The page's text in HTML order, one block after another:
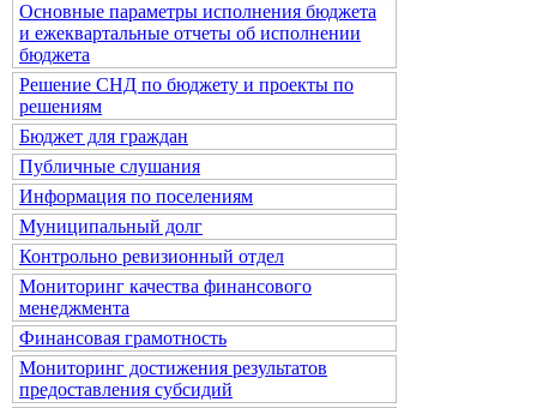
Основные параметры исполнения бюджета
и ежеквартальные отчеты об исполнении
бюджета
Решение СНД по бюджету и проекты по
решениям
Бюджет для граждан
Публичные слушания
Информация по поселениям
Муниципальный долг
Контрольно ревизионный отдел
Мониторинг качества финансового
менеджмента
Финансовая грамотность
Мониторинг достижения результатов
предоставления субсидий